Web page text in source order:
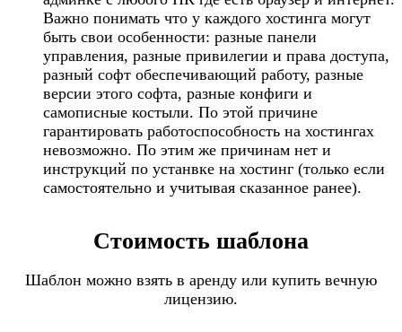
Важно понимать что у каждого хостинга могут
быть свои особенности: разные панели
управления, разные привилегии и права доступа,
разный софт обеспечивающий работу, разные
версии этого софта, разные конфиги и
самописные костыли. По этой причине
гарантировать работоспособность на хостингах
невозможно. По этим же причинам нет и
инструкций по устанвке на хостинг (только если
самостоятельно и учитывая сказанное ранее).​
Стоимость шаблона
Шаблон можно взять в аренду или купить вечную
лицензию.